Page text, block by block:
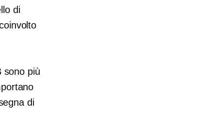
di
sono più
di